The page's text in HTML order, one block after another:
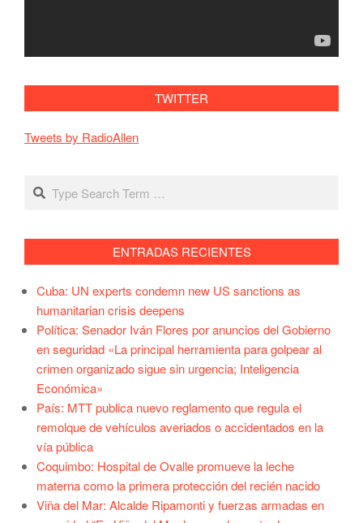
TWITTER
Tweets by RadioAllen
Search
ENTRADAS RECIENTES
Cuba: UN experts condemn new US sanctions as
humanitarian crisis deepens
Política: Senador Iván Flores por anuncios del Gobierno
en seguridad «La principal herramienta para golpear al
crimen organizado sigue sin urgencia; Inteligencia
Económica»
País: MTT publica nuevo reglamento que regula el
remolque de vehículos averiados o accidentados en la
vía pública
Coquimbo: Hospital de Ovalle promueve la leche
materna como la primera protección del recién nacido
Viña del Mar: Alcalde Ripamonti y fuerzas armadas en